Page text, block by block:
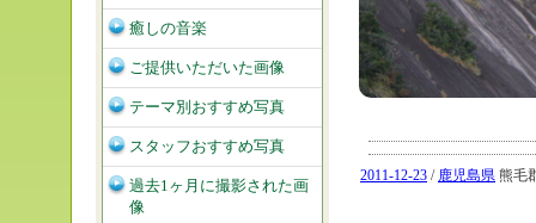
2011-12-23 / 鹿児島県 熊毛
癒しの音楽
ご提供いただいた画像
テーマ別おすすめ写真
スタッフおすすめ写真
過去1ヶ月に撮影された画
像